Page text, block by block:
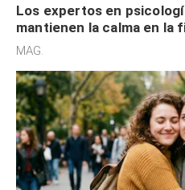
Los expertos en
mantienen la calma en la
cognitiva, gratitud y no
MAG.